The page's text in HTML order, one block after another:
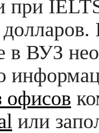
при
в ВУЗ
офисов
или